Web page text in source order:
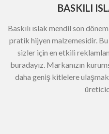
BASKILI
Baskılı ıslak mendil son
pratik hijyen malzemesidir.
sizler için en etkili
buradayız. Markanızın
daha geniş kitlelere